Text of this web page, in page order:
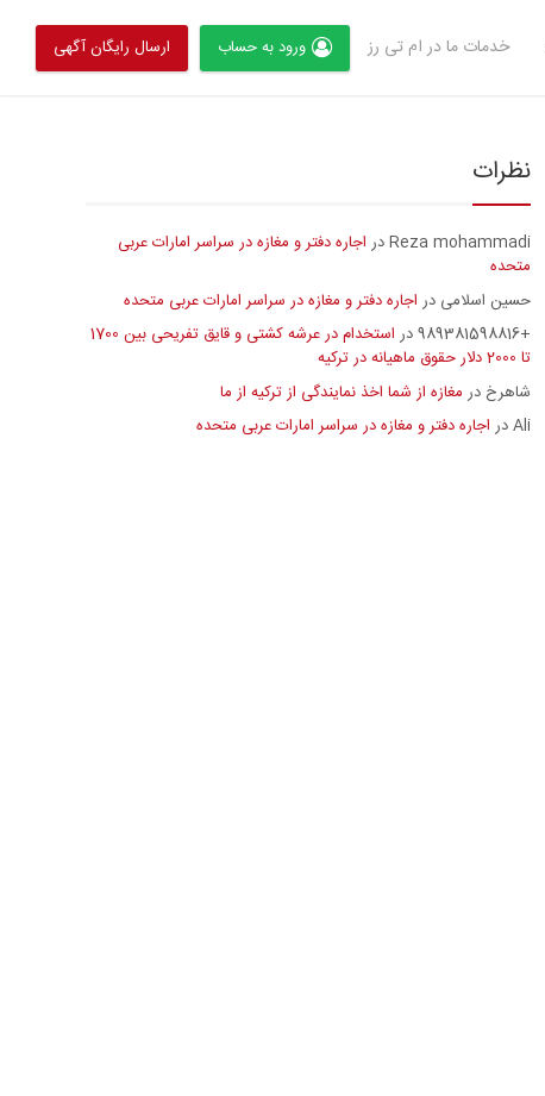
خدمات ما در ام تی رز ورود به حساب ارسال رایگان آگهی
نظرات
Reza mohammadiدر اجاره دفتر و مغازه در سراسر امارات عربی
متحده
حسین اسلامی در اجاره دفتر و مغازه در سراسر امارات عربی متحده
+989381598816
در
استخدام در عرشه کشتی و قایق تفریحی بین 1700
تا 2000 دلار حقوق ماهیانه در ترکیه
شاهرخ در مغازه از شما اخذ نمایندگی از ترکیه از ما
Aliدر اجاره دفتر و مغازه در سراسر امارات عربی متحده